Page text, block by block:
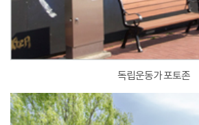
독립운동가 포토존